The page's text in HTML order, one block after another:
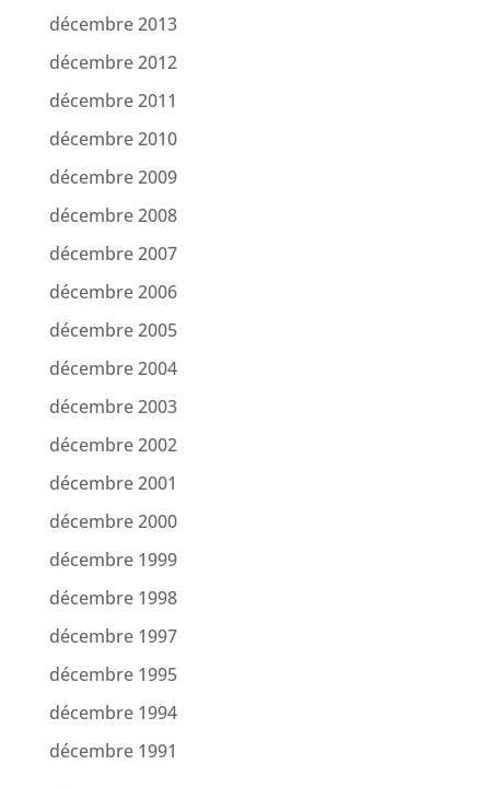
décembre 2013
décembre 2012
décembre 2011
décembre 2010
décembre 2009
décembre 2008
décembre 2007
décembre 2006
décembre 2005
décembre 2004
décembre 2003
décembre 2002
décembre 2001
décembre 2000
décembre 1999
décembre 1998
décembre 1997
décembre 1995
décembre 1994
décembre 1991